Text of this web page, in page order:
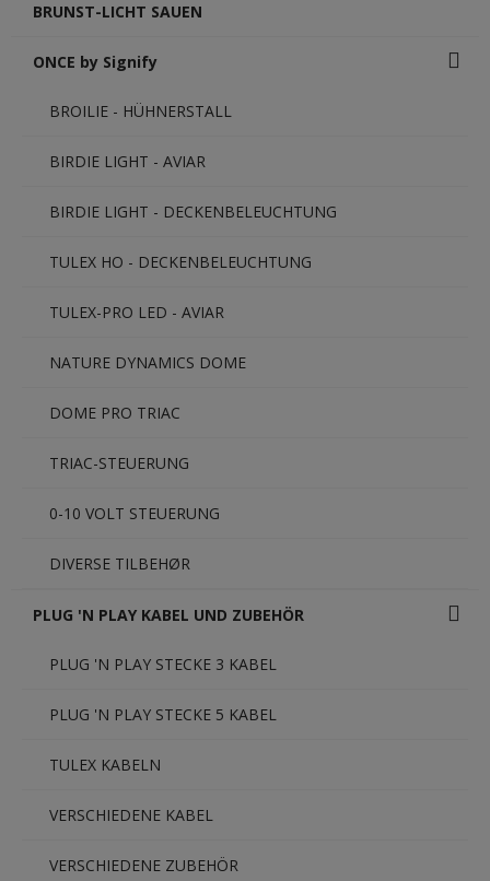
BRUNST-LICHT SAUEN
ONCE by Signify
BROILIE - HÜHNERSTALL
BIRDIE LIGHT - AVIAR
BIRDIE LIGHT - DECKENBELEUCHTUNG
TULEX HO - DECKENBELEUCHTUNG
TULEX-PRO LED - AVIAR
NATURE DYNAMICS DOME
DOME PRO TRIAC
TRIAC-STEUERUNG
0-10 VOLT STEUERUNG
DIVERSE TILBEHØR
PLUG 'N PLAY KABEL UND ZUBEHÖR
PLUG 'N PLAY STECKE 3 KABEL
PLUG 'N PLAY STECKE 5 KABEL
TULEX KABELN
VERSCHIEDENE KABEL
VERSCHIEDENE ZUBEHÖR